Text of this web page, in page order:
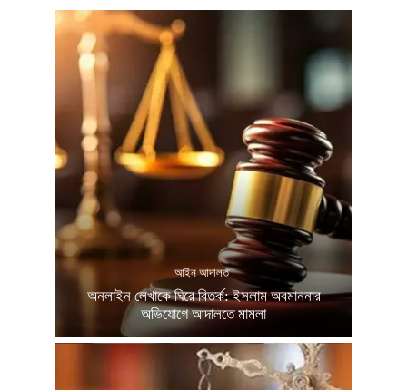
আইন আদালত
অনলাইন লেখাকে ঘিরে বিতর্ক: ইসলাম অবমাননার
অভিযোগে আদালতে মামলা